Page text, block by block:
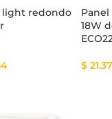
light redondo
18W
$